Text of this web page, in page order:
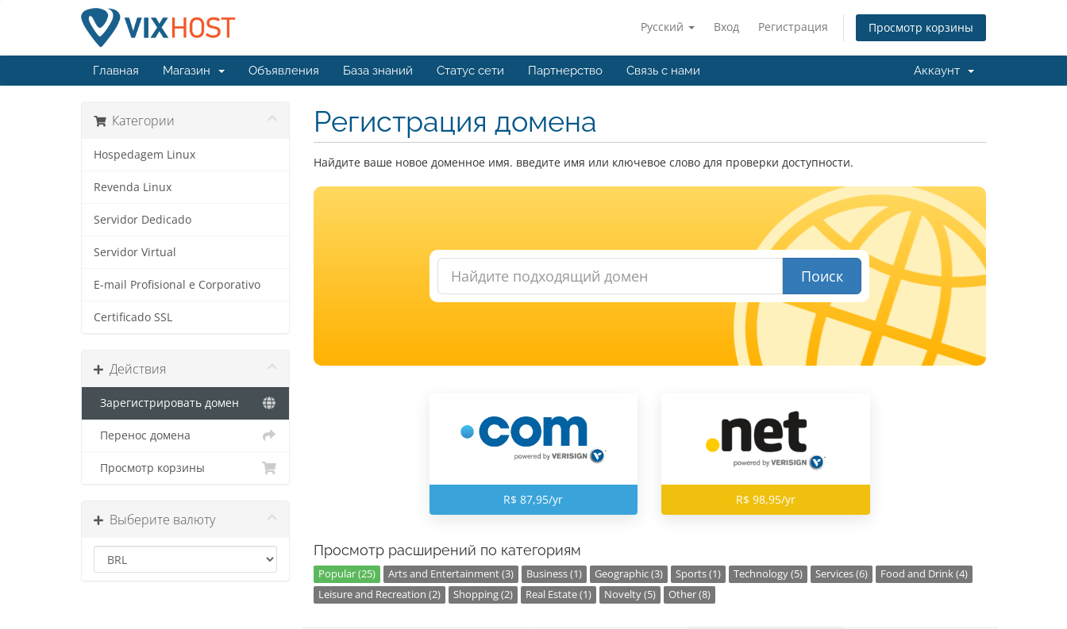
Русский Вход Регистрация Просмотр корзины
Главная Магазин Объявления База знаний Статус сети Партнерство Связь с нами Аккаунт
Категории
Hospedagem Linux
Revenda Linux
Servidor Dedicado
Servidor Virtual
E-mail Profisional e Corporativo
Certificado SSL
Действия
Зарегистрировать домен
Перенос домена
Просмотр корзины
Выберите валюту
Регистрация домена
Найдите ваше новое доменное имя. введите имя или ключевое слово для проверки доступности.
Поиск
R$ 87,95/yr R$ 98,95/yr
Просмотр расширений по категориям
Popular (25) Arts and Entertainment (3) Business (1) Geographic (3) Sports (1) Technology (5) Services (6)
Food and Drink (4)
Leisure and Recreation (2)
Shopping (2) Real Estate (1) Novelty (5) Other (8)